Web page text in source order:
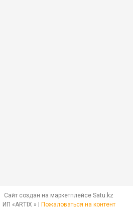
Сайт создан на маркетплейсе Satu.kz
Пожаловаться на контент